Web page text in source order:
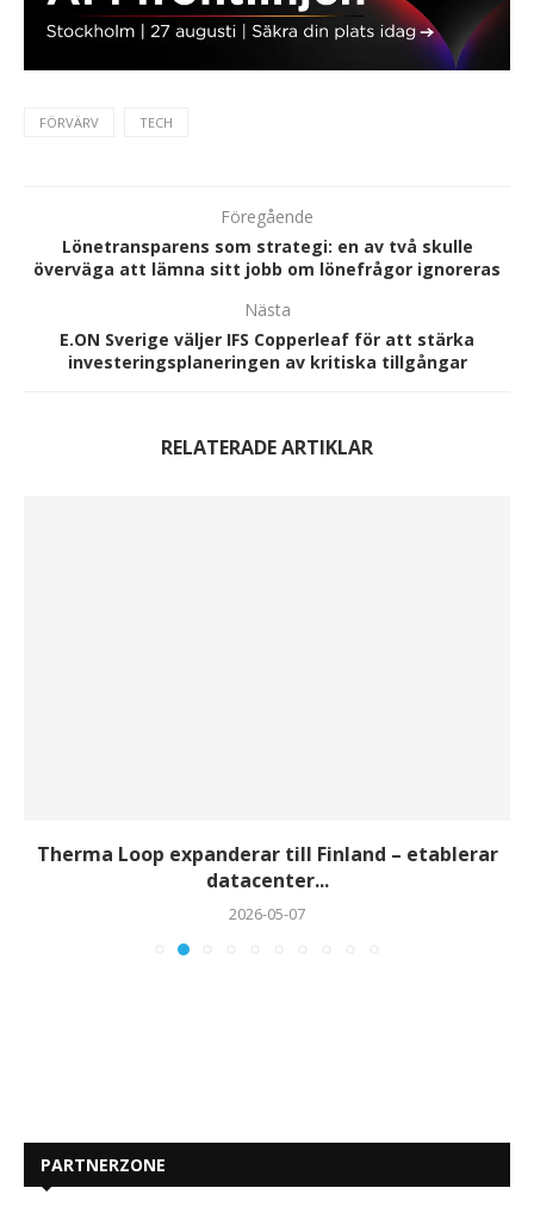
FÖRVÄRV TECH
Föregående
Lönetransparens som strategi: en av två skulle
överväga att lämna sitt jobb om lönefrågor ignoreras
Nästa
E.ON Sverige väljer IFS Copperleaf för att stärka
investeringsplaneringen av kritiska tillgångar
RELATERADE ARTIKLAR
Therma Loop expanderar till Finland – etablerar
datacenter...
2026-05-07
PARTNERZONE